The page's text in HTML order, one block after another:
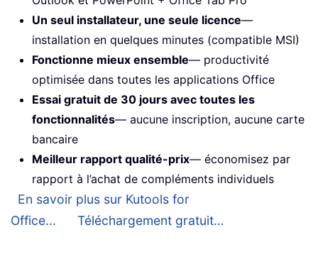
Un seul installateur, une seule licence—
installation en quelques minutes (compatible MSI)
Fonctionne mieux ensemble— productivité
optimisée dans toutes les applications Office
Essai gratuit de 30 jours avec toutes les
fonctionnalités— aucune inscription, aucune carte
bancaire
Meilleur rapport qualité-prix— économisez par
rapport à l’achat de compléments individuels
En savoir plus sur Kutools for
Office...
Téléchargement gratuit…